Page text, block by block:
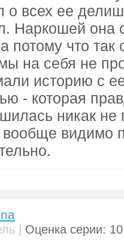
о всех ее
Наркошей она
потому что так
на себя не
историю с
- которая
никак не
вообще видимо
| Оценка серии: